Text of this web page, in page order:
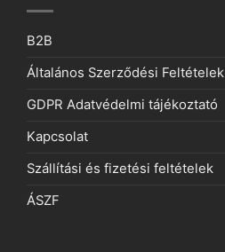
B2B
Általános Szerződési Feltételek
GDPR Adatvédelmi tájékoztató
Kapcsolat
Szállítási és fizetési feltételek
ÁSZF